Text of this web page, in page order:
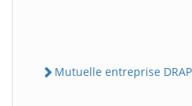
Mutuelle entreprise DRAP